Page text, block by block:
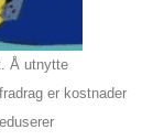
Å utnytte
er kostnader